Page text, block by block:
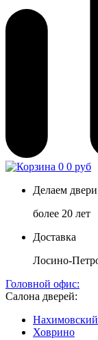
0 0 руб
Делаем двери
более 20 лет
Доставка
Лосино-
Головной офис:
Салона дверей:
Ховрино